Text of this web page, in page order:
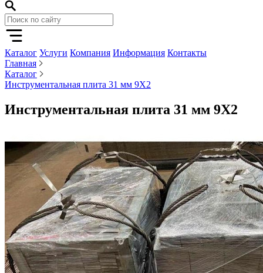
Каталог Услуги Компания Информация Контакты
Главная
Каталог
Инструментальная плита 31 мм 9Х2
Инструментальная плита 31 мм 9Х2